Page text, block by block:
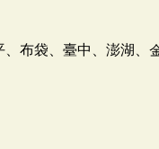
布袋、臺中、澎湖、